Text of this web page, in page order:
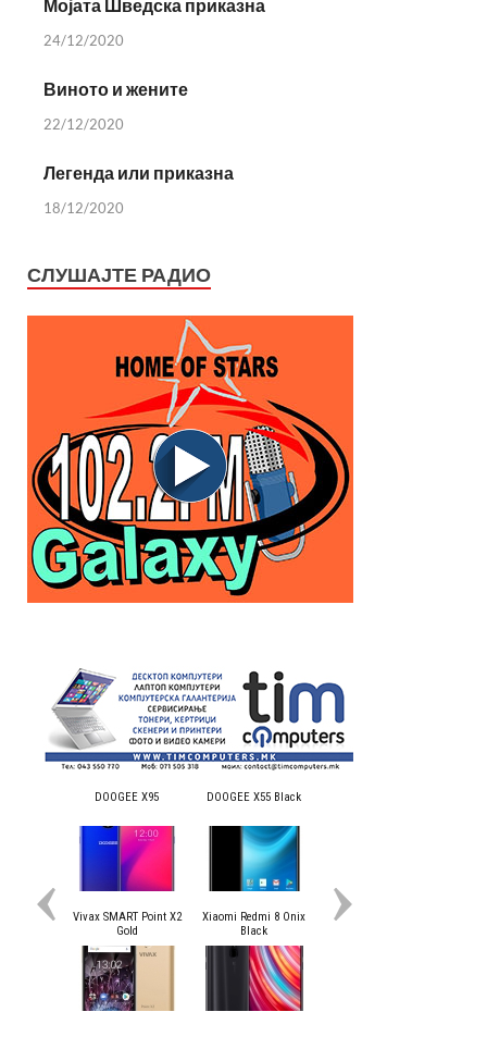
Мојата Шведска приказна
24/12/2020
Виното и жените
22/12/2020
Легенда или приказна
18/12/2020
СЛУШАЈТЕ РАДИО